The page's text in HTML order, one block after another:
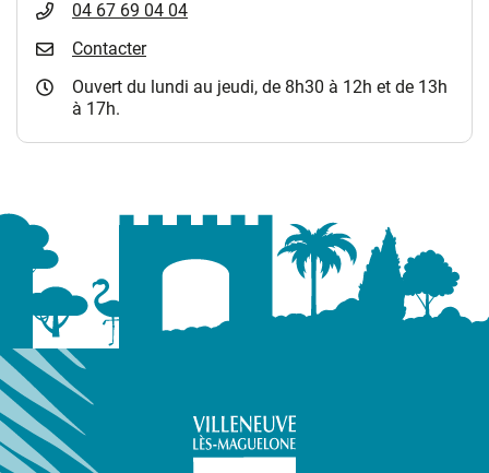
04 67 69 04 04
Contacter
Ouvert du lundi au jeudi, de 8h30 à 12h et de 13h
à 17h.